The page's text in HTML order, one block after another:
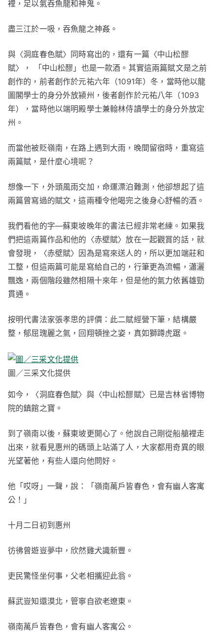
裡，足以氣吞魚龍和神鬼。
盡三江於一吸，吞魚龍之神姦。
與〈洞庭春色賦〉同時寫出的，還有一篇〈中山松醪
賦〉， 「中山松醪」也是一款酒。其實這兩篇賦文是之前
創作的，前者創作於元祐六年（1091年）冬，當時他以龍
圖閣學士的身分外放潁州，後者創作於元祐八年（1093
年），當時他以端明殿學士兼翰林侍讀學士的身分外放定
州。
而當他被貶嶺南，在路上遇到大雨，晚間留宿時，重寫這
兩篇賦，是什麼心境呢？
想像一下，外頭風雨交加，命運漂泊難測，他卻想起了這
兩篇曾寫過的賦文，這兩種令他喝完之後身心舒暢的酒。
我們看他的字—蘇東坡晚年的書法已經非常老練。如果我
們把這兩篇作品和他的〈赤壁賦〉放在一起觀賞的話，就
會發現，〈赤壁賦〉因為是寫來送人的，所以更加端莊和
工整，但這兩篇可能是寫給自己的，行筆更為流暢，瀟灑
飄逸，兩個階段雖然相隔十來年，但是他的氣力依舊雄勁
貫通。
按明代書法家張孝思的評價：此二賦經營下筆，結構嚴
整，郁屈瑰麗之氣，回翔頓挫之姿，真如獅蹲虎踞。
圖／三采文化提供
如今，〈洞庭春色賦〉與〈中山松醪賦〉已是吉林省博物
院的鎮館之寶。
到了嶺南以後，蘇東坡更開心了。他說自己剛從船艙裡走
出來，就看見惠州的碼頭上站滿了人，大家都用奇異的眼
光望著他，有些人還向他問好。
他「哎呀」一聲，說：「嶺南萬戶皆春色，會有幽人客寓
公！」
十月二日初到惠州
彷彿曾遊豈夢中，欣然雞犬識新豐。
吏民驚怪坐何事，父老相攜迎此翁。
蘇武豈知還漠北，管寧自欲老遼東。
嶺南萬戶皆春色，會有幽人客寓公。